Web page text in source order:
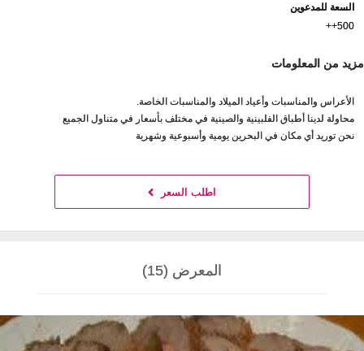
السعة للمدعوين
500++
مزيد من المعلومات
الأعراس والمناسبات وأعياد الميلاد والمناسبات الخاصة.
محاولة لدينا أطباق الفلبينية والصينية في مختلف بأسعار في متناول الجميع
نحن توريد أي مكان في البحرين يومية وأسبوعية وشهرية
اطلب السعر
المعرض (15)